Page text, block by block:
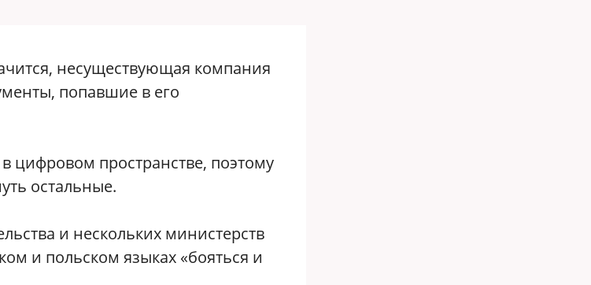
несуществующая компания
попавшие в его
цифровом пространстве, поэтому
остальные.
и нескольких министерств
и польском языках «бояться и